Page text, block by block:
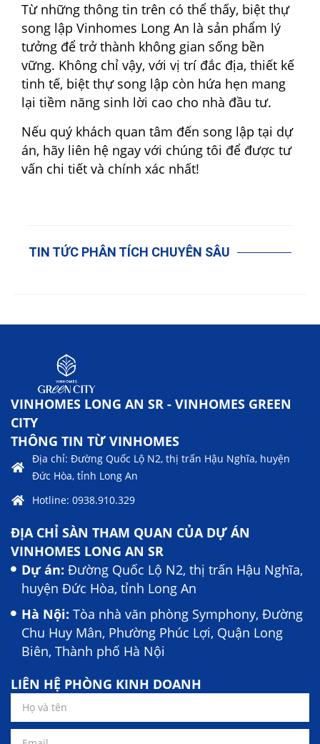
Từ những thông tin trên có thể thấy, biệt thự
song lập Vinhomes Long An là sản phẩm lý
tưởng để trở thành không gian sống bền
vững. Không chỉ vậy, với vị trí đắc địa, thiết kế
tinh tế, biệt thự song lập còn hứa hẹn mang
lại tiềm năng sinh lời cao cho nhà đầu tư.
Nếu quý khách quan tâm đến song lập tại dự
án, hãy liên hệ ngay với chúng tôi để được tư
vấn chi tiết và chính xác nhất!
TIN TỨC PHÂN TÍCH CHUYÊN SÂU
VINHOMES LONG AN SR - VINHOMES GREEN
CITY
THÔNG TIN TỪ VINHOMES
Địa chỉ: Đường Quốc Lộ N2, thị trấn Hậu Nghĩa, huyện
Đức Hòa, tỉnh Long An
Hotline: 0938.910.329
ĐỊA CHỈ SÀN THAM QUAN CỦA DỰ ÁN
VINHOMES LONG AN SR
Dự án: Đường Quốc Lộ N2, thị trấn Hậu Nghĩa,
huyện Đức Hòa, tỉnh Long An
Hà Nội: Tòa nhà văn phòng Symphony, Đường
Chu Huy Mân, Phường Phúc Lợi, Quận Long
Biên, Thành phố Hà Nội
LIÊN HỆ PHÒNG KINH DOANH